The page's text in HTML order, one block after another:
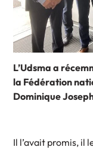
L’Udsma a
la Fédération
Dominique
Il l’avait promis, il